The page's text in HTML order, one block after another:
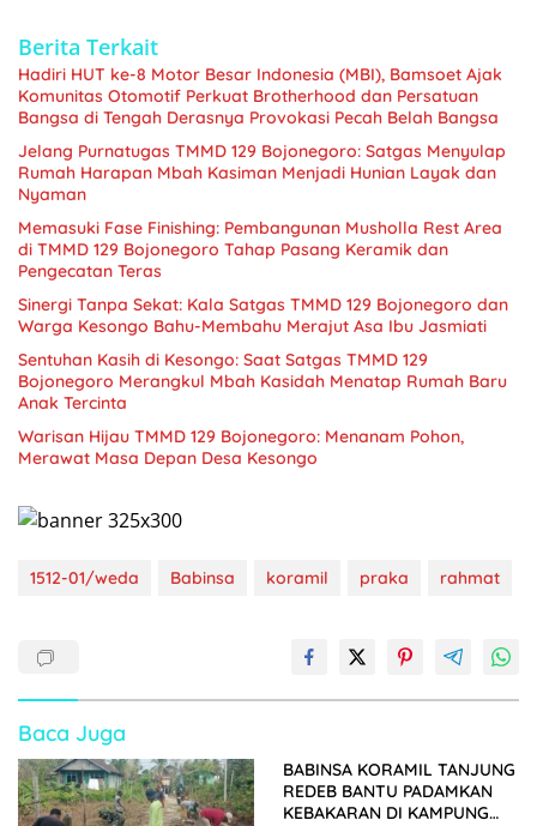
Berita Terkait
Hadiri HUT ke-8 Motor Besar Indonesia (MBI), Bamsoet Ajak
Komunitas Otomotif Perkuat Brotherhood dan Persatuan
Bangsa di Tengah Derasnya Provokasi Pecah Belah Bangsa
Jelang Purnatugas TMMD 129 Bojonegoro: Satgas Menyulap
Rumah Harapan Mbah Kasiman Menjadi Hunian Layak dan
Nyaman
Memasuki Fase Finishing: Pembangunan Musholla Rest Area
di TMMD 129 Bojonegoro Tahap Pasang Keramik dan
Pengecatan Teras
Sinergi Tanpa Sekat: Kala Satgas TMMD 129 Bojonegoro dan
Warga Kesongo Bahu-Membahu Merajut Asa Ibu Jasmiati
Sentuhan Kasih di Kesongo: Saat Satgas TMMD 129
Bojonegoro Merangkul Mbah Kasidah Menatap Rumah Baru
Anak Tercinta
Warisan Hijau TMMD 129 Bojonegoro: Menanam Pohon,
Merawat Masa Depan Desa Kesongo
1512-01/weda Babinsa koramil praka rahmat
Baca Juga
BABINSA KORAMIL TANJUNG
REDEB BANTU PADAMKAN
KEBAKARAN DI KAMPUNG